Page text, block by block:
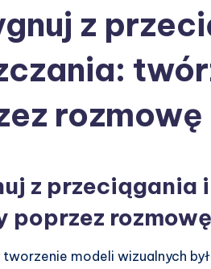
z
rozmowę
z przeciągania
poprzez rozmowę
tworzenie modeli wizualnych